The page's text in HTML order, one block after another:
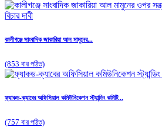
কালীগঞ্জে সাংবাদিক জাকারিয়া আল মামুনের...
(853 বার পঠিত)
ফ্যাকড-ক্যাবের অফিসিয়াল কমিউনিকেশন স্ট্যান্ডিং কমিটি...
(757 বার পঠিত)